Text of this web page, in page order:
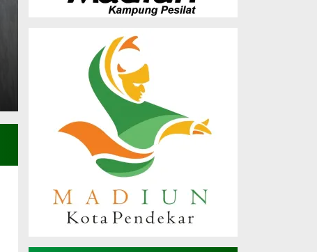
Saturday, 27 Dec 2025 - 23:25 WIB
(MADIUN) – Dewan Pimpinan Daerah (DPD)
Madiun sukses menghelat Musyawarah…